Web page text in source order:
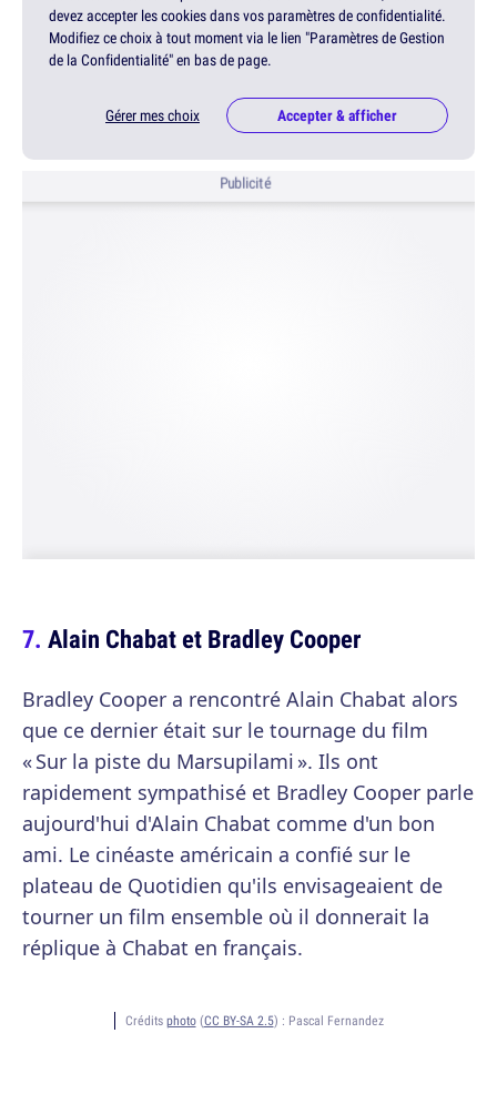
devez accepter les cookies dans vos paramètres de confidentialité.
Modifiez ce choix à tout moment via le lien "Paramètres de Gestion
de la Confidentialité" en bas de page.
Gérer mes choix Accepter & afficher
Publicité
Alain Chabat et Bradley Cooper
Bradley Cooper a rencontré Alain Chabat alors
que ce dernier était sur le tournage du film
« Sur la piste du Marsupilami ». Ils ont
rapidement sympathisé et Bradley Cooper parle
aujourd'hui d'Alain Chabat comme d'un bon
ami. Le cinéaste américain a confié sur le
plateau de Quotidien qu'ils envisageaient de
tourner un film ensemble où il donnerait la
réplique à Chabat en français.
Crédits photo(CC BY-SA 2.5) : Pascal Fernandez